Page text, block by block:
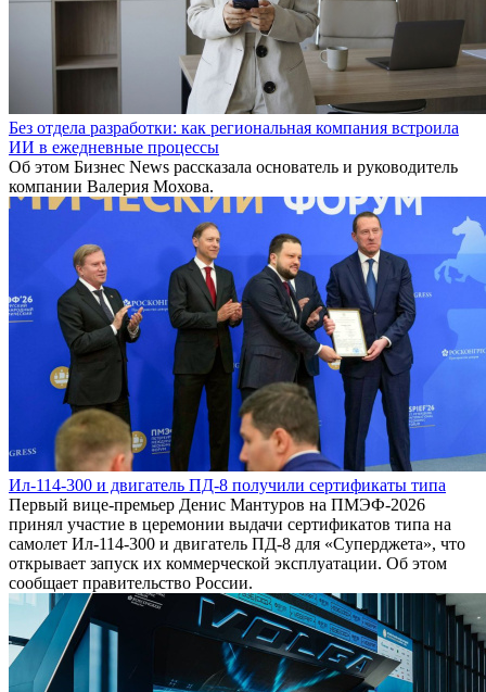
Без отдела разработки: как региональная компания встроила
ИИ в ежедневные процессы
Об этом Бизнес News рассказала основатель и руководитель
компании Валерия Мохова.
Ил-114-300 и двигатель ПД-8 получили сертификаты типа
Первый вице-премьер Денис Мантуров на ПМЭФ-2026
принял участие в церемонии выдачи сертификатов типа на
самолет Ил-114-300 и двигатель ПД-8 для «Суперджета», что
открывает запуск их коммерческой эксплуатации. Об этом
сообщает правительство России.